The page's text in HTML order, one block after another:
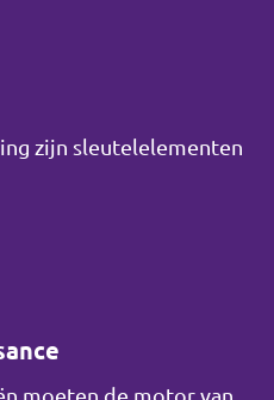
zijn sleutelelementen
moeten de motor van